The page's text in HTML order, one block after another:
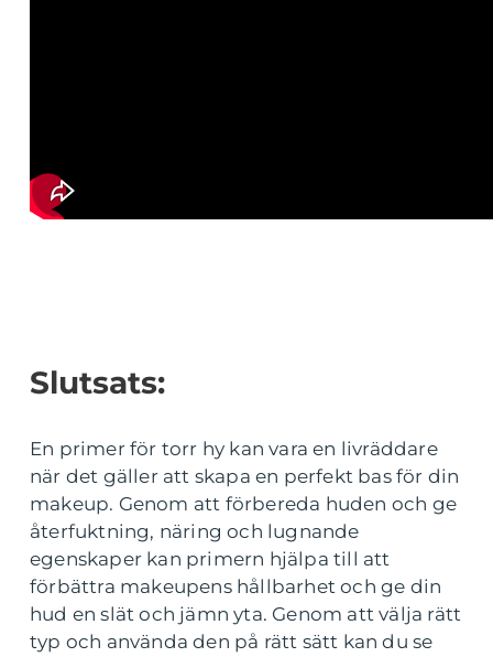
Slutsats:
En primer för torr hy kan vara en livräddare
när det gäller att skapa en perfekt bas för din
makeup. Genom att förbereda huden och ge
återfuktning, näring och lugnande
egenskaper kan primern hjälpa till att
förbättra makeupens hållbarhet och ge din
hud en slät och jämn yta. Genom att välja rätt
typ och använda den på rätt sätt kan du se